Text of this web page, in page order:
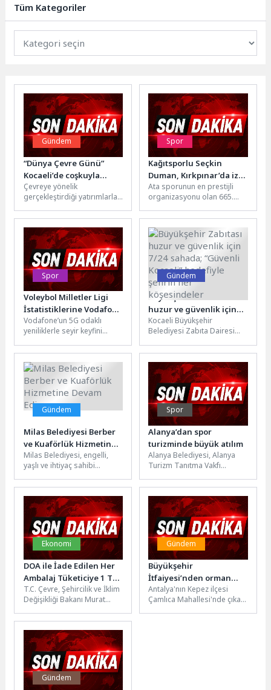
Tüm Kategoriler
Gündem
“Dünya Çevre Günü”
Kocaeli’de coşkuyla
kutlandı; En çevreci
şehirde en özel kutlama
Çevreye yönelik
gerçekleştirdiği yatırımlarla
Kocaeli Büyükşehir
Belediyesi, “5 Haziran Dünya
Çevre...
Spor
Kağıtsporlu Seçkin
Duman, Kırkpınar’da iz
bıraktı
Ata sporunun en prestijli
organizasyonu olan 665.
Güreşleri’nde Kocaeli
Büyükşehir Belediyesi
Kağıtspor’un...
Spor
Voleybol Milletler Ligi
İstatistiklerine Vodafone
5G İmzası
Vodafone’un 5G odaklı
yeniliklerle seyir keyfini
Milletler Ligi
Ankara 2026 etabı
tamamlandı. Başkent’te
üstün bir performans
sergileyerek...
Gündem
Büyükşehir Zabıtası
huzur ve güvenlik için
7/24 sahada; “Güvenli
Kocaeli” hedefiyle şehrin
her köşesindeler
Kocaeli Büyükşehir
Belediyesi Zabıta Dairesi
Şube Müdürlüğü ekipleri,
kent genelinde güvenlik ve...
Gündem
Milas Belediyesi Berber
ve Kuaförlük Hizmetine
Devam Ediyor
Milas Belediyesi, engelli,
yaşlı ve ihtiyaç sahibi
çalışmalara devam ediyor.
Evden çıkma...
Spor
Alanya’dan spor
turizminde büyük atılım
Alanya Belediyesi, Alanya
Turizm Tanıtma Vakfı
Federasyonu (TVF) iş
birliğiyle hazırlanan...
Ekonomi
DOA ile İade Edilen Her
Ambalaj Tüketiciye 1 TL
Kazandıracak
T.C. Çevre, Şehircilik ve İklim
Değişikliği Bakanı Murat
itibaren Türkiye genelinde
hayata...
Gündem
Büyükşehir
İtfaiyesi’nden orman
yangınına müdahale
Antalya'nın Kepez ilçesi
Çamlıca Mahallesi'nde çıkan
Gündem